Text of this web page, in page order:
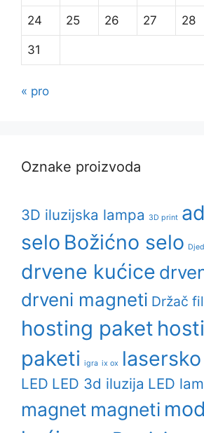
24 25 26 27 28
31
« pro
Oznake proizvoda
3D iluzijska lampa 3D print
selo Božićno selo
drvene kućice
drveni magneti Držač
hosting paket
paketi igra ix ox
LED LED 3d iluzija LED
magnet magneti